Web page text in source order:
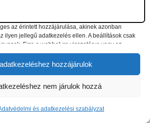
hogy a személyes adatok bizonyos kezeléséhez
az érintett hozzájárulása, akinek azonban
ilyen jellegű adatkezelés ellen. A beállítások csak
Erre a webhelyre visszatérve vagy az
ADATVÉDELMI ÉS ADATKEZELÉSI
LÁTOGATÓINAK ÉS
hozzájárulok
nem járulok hozzá
és adatkezelési szabályzat